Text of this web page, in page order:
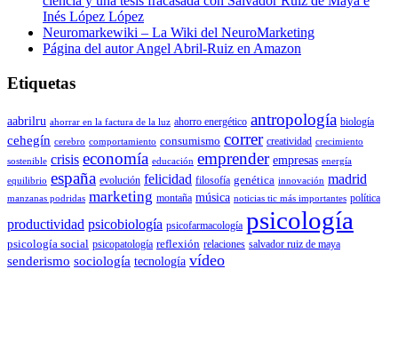
Inés López López
Neuromarkewiki – La Wiki del NeuroMarketing
Página del autor Angel Abril-Ruiz en Amazon
Etiquetas
aabrilru ahorrar en la factura de la luz ahorro energético antropología biología
cehegín cerebro comportamiento consumismo correr creatividad crecimiento
sostenible crisis economía educación emprender empresas energía
equilibrio españa evolución felicidad filosofía genética innovación madrid
manzanas podridas marketing montaña música noticias tic más importantes política
productividad psicobiología psicofarmacología psicología
psicología social psicopatología reflexión relaciones salvador ruiz de maya
senderismo sociología tecnología vídeo